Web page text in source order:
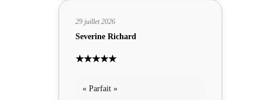
29 juillet 2026
Severine Richard
★★★★★
« Parfait »